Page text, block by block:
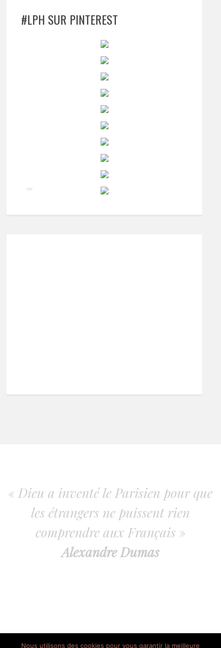
#LPH SUR PINTEREST
TAP
« Dieu a inventé le Parisien pour que
les étrangers ne puissent rien
comprendre aux Français »
Alexandre Dumas
Nous utilisons des cookies pour vous garantir la meilleure